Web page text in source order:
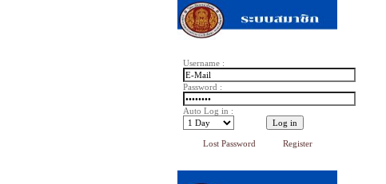
Username :
Password :
Auto Log in :
Lost Password Register